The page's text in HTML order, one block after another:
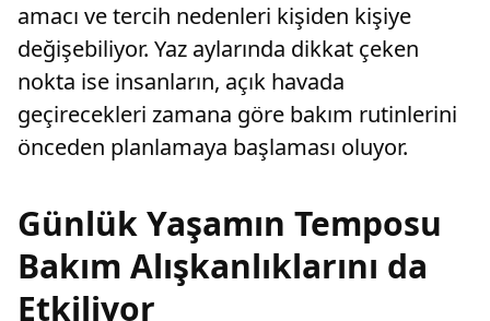
amacı ve tercih nedenleri kişiden kişiye
değişebiliyor. Yaz aylarında dikkat çeken
nokta ise insanların, açık havada
geçirecekleri zamana göre bakım rutinlerini
önceden planlamaya başlaması oluyor.
Günlük Yaşamın Temposu
Bakım Alışkanlıklarını da
Etkiliyor